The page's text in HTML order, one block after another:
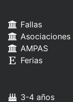
Fallas
Asociaciones
AMPAS
Ferias
3-4 años